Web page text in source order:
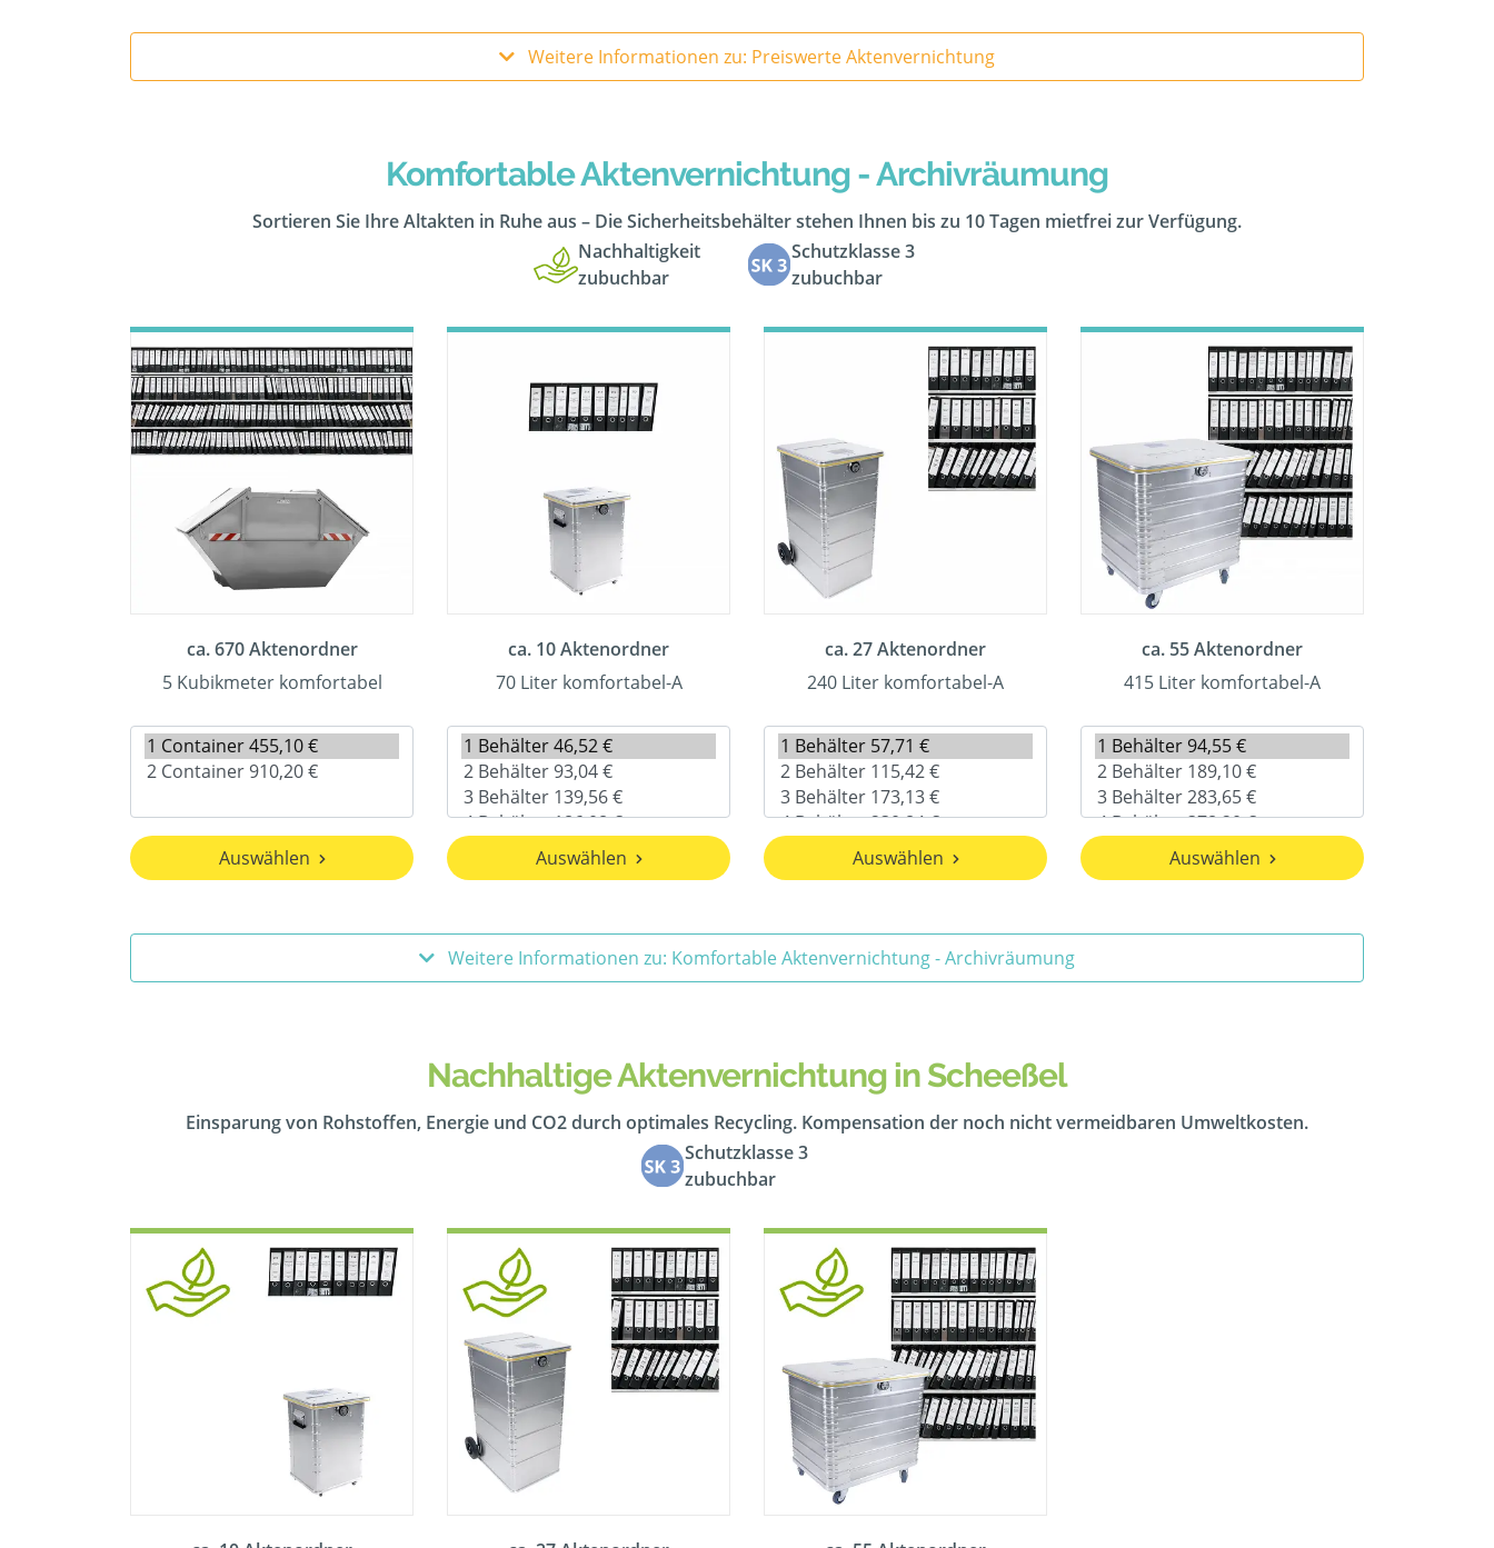
Weitere Informationen zu: Preiswerte Aktenvernichtung
Komfortable Aktenvernichtung - Archivräumung
Sortieren Sie Ihre Altakten in Ruhe aus – Die Sicherheitsbehälter stehen Ihnen bis zu 10 Tagen mietfrei zur Verfügung.
Nachhaltigkeit
zubuchbar
Schutzklasse 3
zubuchbar
ca. 670 Aktenordner
5 Kubikmeter komfortabel
Auswählen
ca. 10 Aktenordner
70 Liter komfortabel-A
Auswählen
ca. 27 Aktenordner
240 Liter komfortabel-A
Auswählen
ca. 55 Aktenordner
415 Liter komfortabel-A
Auswählen
Weitere Informationen zu: Komfortable Aktenvernichtung - Archivräumung
Nachhaltige Aktenvernichtung in Scheeßel
Einsparung von Rohstoffen, Energie und CO2 durch optimales Recycling. Kompensation der noch nicht vermeidbaren Umweltkosten.
Schutzklasse 3
zubuchbar